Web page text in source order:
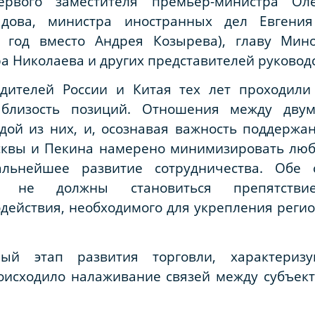
министра иностранных дел
вместо Андрея Козырева), главу
Николаева и других представителей
России и Китая тех лет
позиций. Отношения между
из них, и, осознавая важность
и Пекина намерено минимизировать
развитие сотрудничества.
не должны становиться
необходимого для укрепления
этап развития торговли,
налаживание связей между